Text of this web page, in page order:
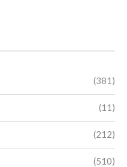
(381)
(11)
(212)
(510)